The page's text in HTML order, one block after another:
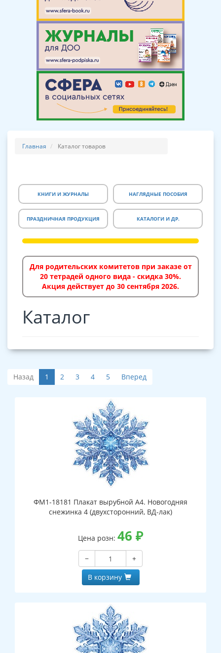
Главная Каталог товаров
КНИГИ И ЖУРНАЛЫ НАГЛЯДНЫЕ ПОСОБИЯ
ПРАЗДНИЧНАЯ ПРОДУКЦИЯ КАТАЛОГИ И ДР.
Для родительских комитетов при заказе от
20 тетрадей одного вида - скидка 30%.
Акция действует до 30 сентября 2026.
Каталог
Назад 1 2 3 4 5 Вперед
ФМ1-18181 Плакат вырубной А4. Новогодняя
снежинка 4 (двухсторонний, ВД-лак)
Цена розн: 46 ₽
−
+
В корзину